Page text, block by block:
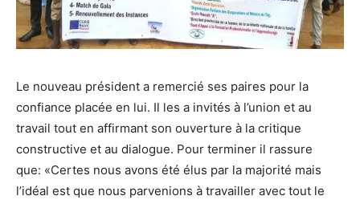
Le nouveau président a remercié ses paires pour la
confiance placée en lui. Il les a invités à l’union et au
travail tout en affirmant son ouverture à la critique
constructive et au dialogue. Pour terminer il rassure
que: «Certes nous avons été élus par la majorité mais
l’idéal est que nous parvenions à travailler avec tout le